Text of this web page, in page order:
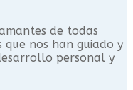
de todas
nos han guiado y
personal y